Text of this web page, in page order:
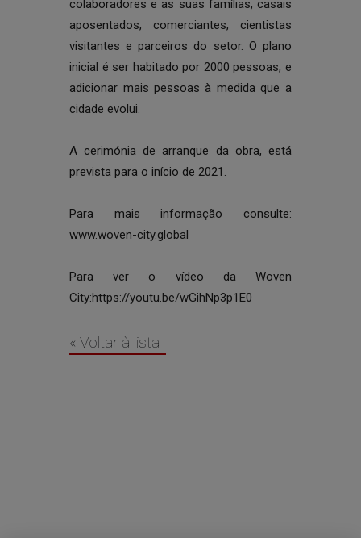
colaboradores e as suas famílias, casais
aposentados, comerciantes, cientistas
visitantes e parceiros do setor. O plano
inicial é ser habitado por 2000 pessoas, e
adicionar mais pessoas à medida que a
cidade evolui.
A cerimónia de arranque da obra, está
prevista para o início de 2021.
Para mais informação consulte:
www.woven-city.global
Para ver o vídeo da Woven
City:https://youtu.be/wGihNp3p1E0
« Voltar à lista